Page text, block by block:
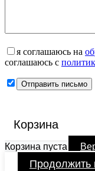
я соглашаюсь на
соглашаюсь с
Корзина
Корзина пуста
Продолжить